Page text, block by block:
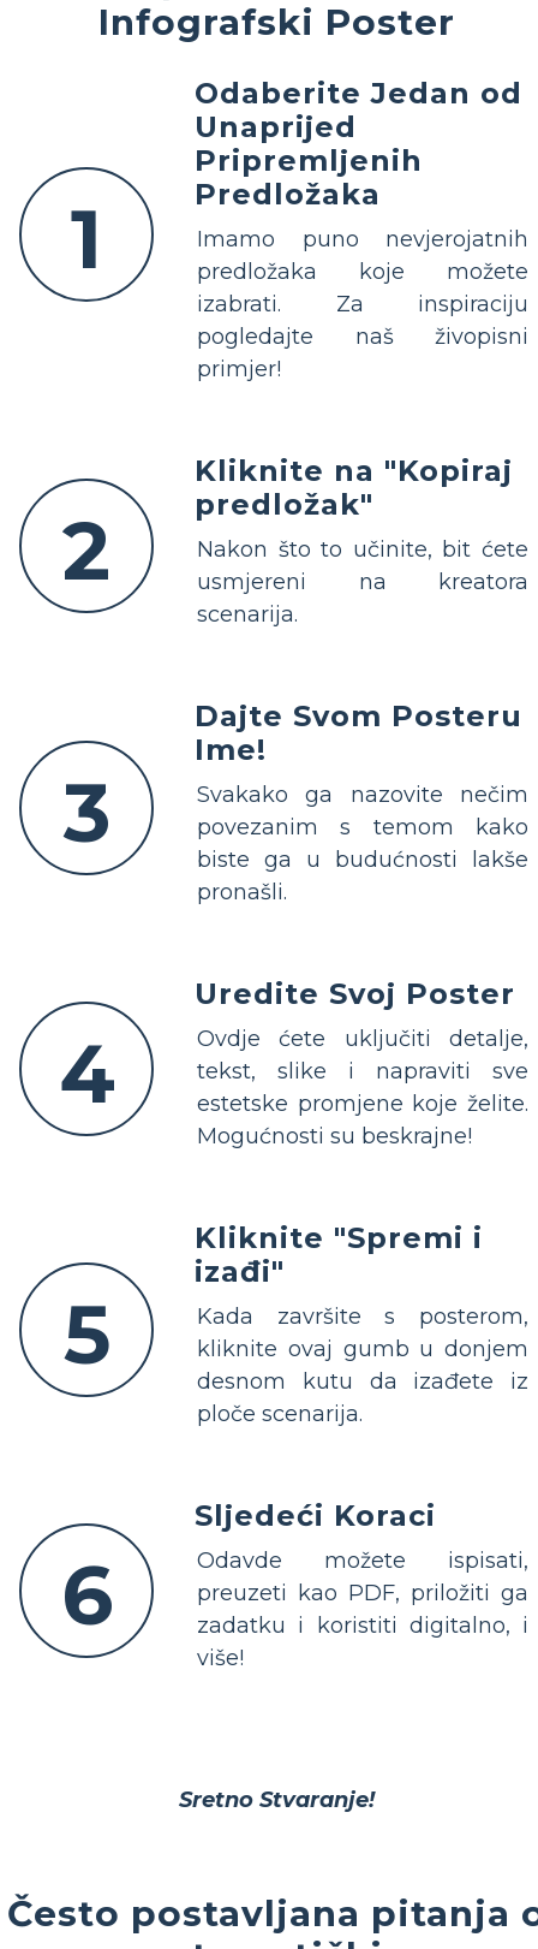
Infografski Poster
1
Odaberite Jedan od
Unaprijed
Pripremljenih
Predložaka
Imamo puno nevjerojatnih
predložaka koje možete
izabrati. Za inspiraciju
pogledajte naš živopisni
primjer!
2
Kliknite na "Kopiraj
predložak"
Nakon što to učinite, bit ćete
usmjereni na kreatora
scenarija.
3
Dajte Svom Posteru
Ime!
Svakako ga nazovite nečim
povezanim s temom kako
biste ga u budućnosti lakše
pronašli.
4
Uredite Svoj Poster
Ovdje ćete uključiti detalje,
tekst, slike i napraviti sve
estetske promjene koje želite.
Mogućnosti su beskrajne!
5
Kliknite "Spremi i
izađi"
Kada završite s posterom,
kliknite ovaj gumb u donjem
desnom kutu da izađete iz
ploče scenarija.
6
Sljedeći Koraci
Odavde možete ispisati,
preuzeti kao PDF, priložiti ga
zadatku i koristiti digitalno, i
više!
Sretno Stvaranje!
Često postavljana pitanja